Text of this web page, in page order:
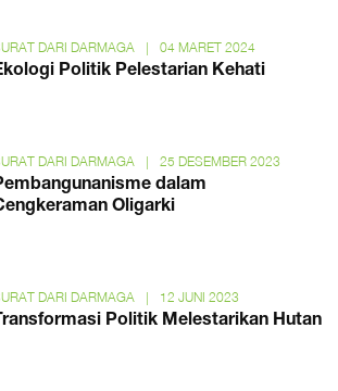
DARI DARMAGA | 04 MARET 2024
Politik Pelestarian Kehati
DARI DARMAGA | 25 DESEMBER 2023
dalam
Oligarki
DARI DARMAGA | 12 JUNI 2023
Politik Melestarikan Hutan